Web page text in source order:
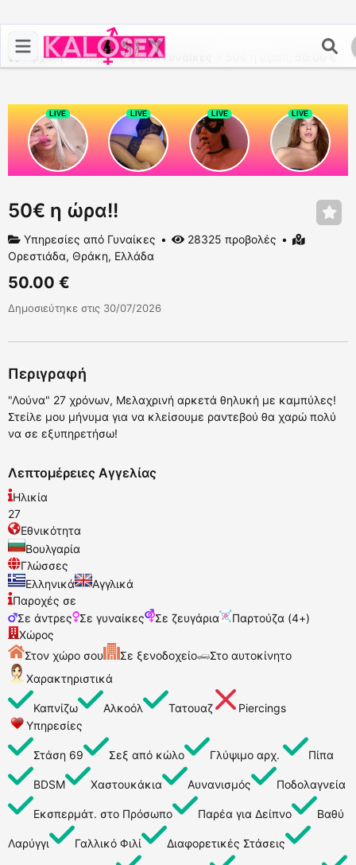
Αρχική >Υπηρεσίες από Γυναίκες 50.00 €
50€ η ώρα!!
Υπηρεσίες από Γυναίκες
28325 προβολές
Ορεστιάδα, Θράκη, Ελλάδα
50.00 €
Δημοσιεύτηκε στις 30/07/2026
Περιγραφή
"Λούνα" 27 χρόνων, Μελαχρινή αρκετά θηλυκή με καμπύλες!
Στείλε μου μήνυμα για να κλείσουμε ραντεβού θα χαρώ πολύ
να σε εξυπηρετήσω!
Λεπτομέρειες Αγγελίας
Ηλικία
27
Εθνικότητα
Βουλγαρία
Γλώσσες
Ελληνικά
Αγγλικά
Παροχές σε
Σε άντρες
Σε γυναίκες Σε ζευγάρια
Παρτούζα (4+)
Χώρος
Στον χώρο σου
Σε ξενοδοχείο
Στο αυτοκίνητο
Χαρακτηριστικά
Καπνίζω Αλκοόλ Τατουαζ
Piercings
Υπηρεσίες
Στάση 69 Σεξ από κώλο Γλύψιμο αρχ. Πίπα
BDSM Χαστουκάκια Αυνανισμός Ποδολαγνεία
Εκσπερμάτ. στο Πρόσωπο Παρέα για Δείπνο Βαθύ
Λαρύγγι Γαλλικό Φιλί Διαφορετικές Στάσεις